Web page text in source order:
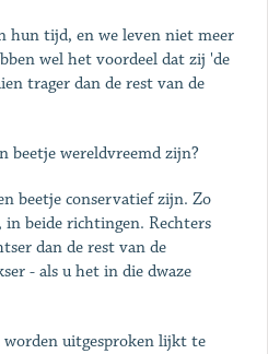
hun tijd, en we leven niet meer
wel het voordeel dat zij 'de
trager dan de rest van de
beetje wereldvreemd zijn?
beetje conservatief zijn. Zo
beide richtingen. Rechters
dan de rest van de
- als u het in die dwaze
uitgesproken lijkt te